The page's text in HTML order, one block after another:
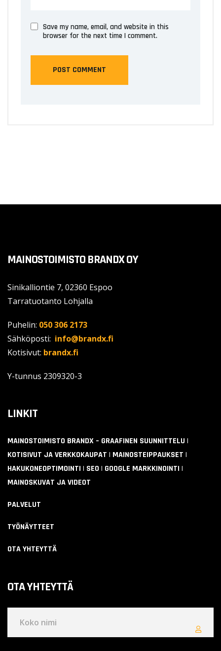
Save my name, email, and website in this
browser for the next time I comment.
MAINOSTOIMISTO BRANDX OY
Sinikalliontie 7, 02360 Espoo
Tarratuotanto Lohjalla
Puhelin: 050 306 2173
Sähköposti: info@brandx.fi
Kotisivut: brandx.fi
Y-tunnus 2309320-3
LINKIT
MAINOSTOIMISTO BRANDX – GRAAFINEN SUUNNITTELU |
KOTISIVUT JA VERKKOKAUPAT | MAINOSTEIPPAUKSET |
HAKUKONEOPTIMOINTI | SEO | GOOGLE MARKKINOINTI |
MAINOSKUVAT JA VIDEOT
PALVELUT
TYÖNÄYTTEET
OTA YHTEYTTÄ
OTA YHTEYTTÄ